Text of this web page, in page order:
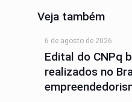
Veja também
6 de agosto de 2026
Edital do CNPq
realizados no